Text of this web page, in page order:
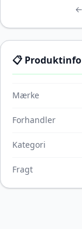
📋 Produktinfo
Mærke
Forhandler
Kategori
Fragt